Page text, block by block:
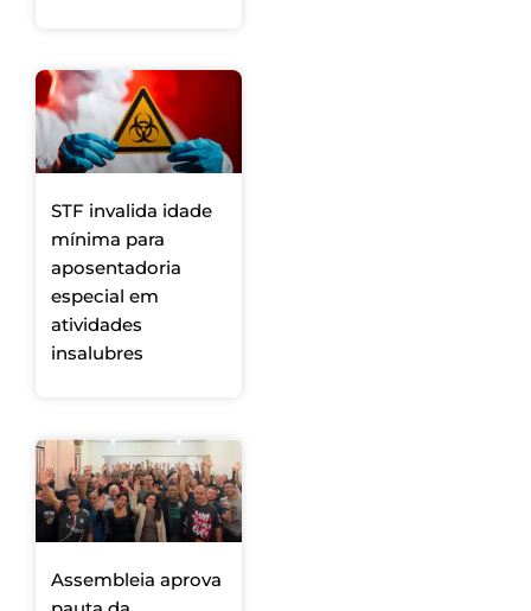
STF invalida idade
mínima para
aposentadoria
especial em
atividades
insalubres
Assembleia aprova